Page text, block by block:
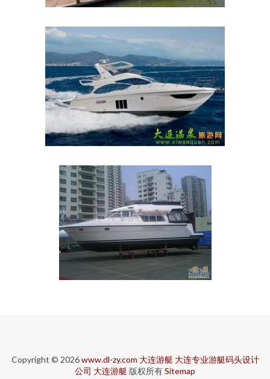
Copyright © 2026www.dl-zy.com 大连游艇 大连专业游艇码头设计
公司 大连游艇 版权所有Sitemap